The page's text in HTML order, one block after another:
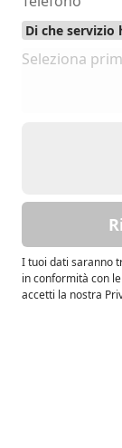
I tuoi dati saranno
in conformità con
accetti la nostra